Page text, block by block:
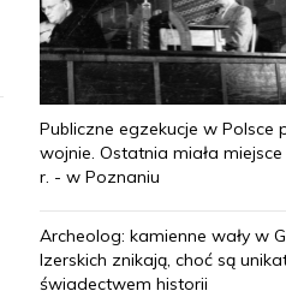
Publiczne egzekucje w Polsce
wojnie. Ostatnia miała
r. - w Poznaniu
Archeolog: kamienne wały w
Izerskich znikają, choć są
świadectwem historii